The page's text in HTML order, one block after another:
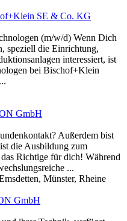
SE & Co. KG
(m/w/d) Wenn Dich
speziell die Einrichtung,
interessiert, ist
bei Bischof+Klein
GmbH
Außerdem bist
die Ausbildung zum
Richtige für dich! Während
...
Münster, Rheine
GmbH